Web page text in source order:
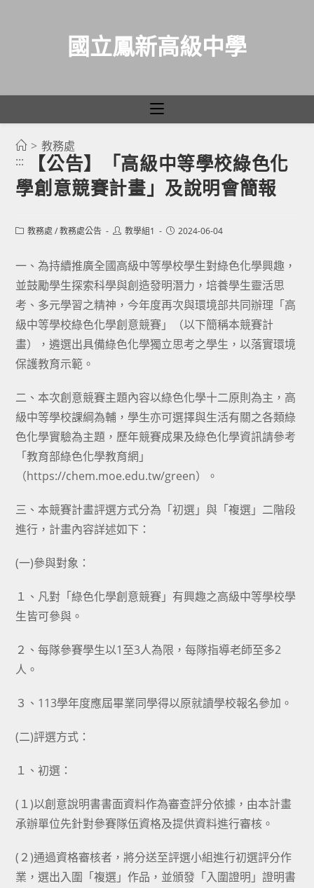
國立鳳新高級中學
> 教務處
:::
【公告】「高級中等學校綠色化
學創意競賽計畫」及說明會簡報
Post教務處 / 教務處公告
Post教學組1
Post2024-06-04
一、為持續推廣全國高級中等學校學生對綠色化學興趣，
並鼓勵學生探索科學與創造發明潛力，培養學生靈活思
考、多元學習之精神，今年度再次與環境部共同辦理「高
級中等學校綠色化學創意競賽」（以下簡稱本競賽計
畫），遴選出具備綠色化學獨立思考之學生，以落實環境
保護教育示範。
二、本次創意競賽主題內容以綠色化學十二原則為主，高
級中等學校課綱為輔，學生亦可選擇與生活有關之各類綠
色化學實驗為主題，歷年競賽成果及綠色化學資訊請參考
「教育部綠色化學教育網」
（https://chem.moe.edu.tw/green）。
三、本競賽計畫評選方式分為「初選」與「複選」二階段
進行，計畫內容詳述如下：
(一)參與對象：
１、凡對「綠色化學創意競賽」有興趣之高級中等學校學
生皆可參與。
２、每隊參賽學生以1至3人為限，每隊指導老師至多2
人。
３、113學年度應屆畢業同學得以原就讀學校報名參加。
(二)評選方式：
１、初選：
(１)以創意說明書書面資料作為審查評分依據，由本計畫
承辦單位先針對參賽隊伍資格及提供資料進行審核。
(２)通過資格審核者，將分送至評選小組進行初選評分作
業，選出入圍「複選」作品，並頒發「入圍證明」證明書